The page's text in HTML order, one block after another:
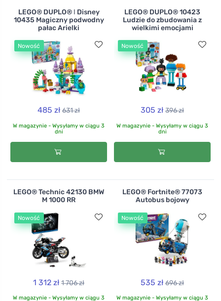
LEGO® DUPLO® ǀ Disney
10435 Magiczny podwodny
pałac Arielki
Nowość
485 zł 631 zł
W magazynie - Wysyłamy w ciągu 3
dni
LEGO® DUPLO® 10423
Ludzie do zbudowania z
wielkimi emocjami
Nowość
305 zł 396 zł
W magazynie - Wysyłamy w ciągu 3
dni
LEGO® Technic 42130 BMW
M 1000 RR
Nowość
1 312 zł 1 706 zł
W magazynie - Wysyłamy w ciągu 3
LEGO® Fortnite® 77073
Autobus bojowy
Nowość
535 zł 696 zł
W magazynie - Wysyłamy w ciągu 3